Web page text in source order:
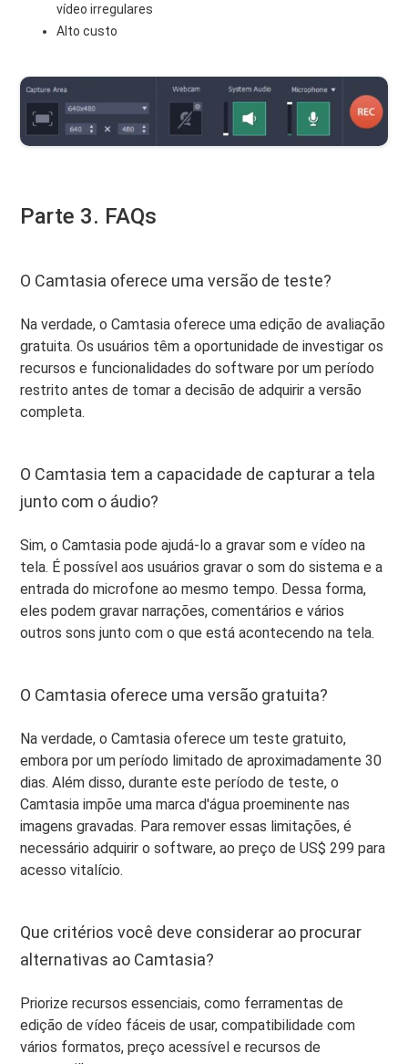
vídeo irregulares
Alto custo
Parte 3. FAQs
O Camtasia oferece uma versão de teste?
Na verdade, o Camtasia oferece uma edição de avaliação
gratuita. Os usuários têm a oportunidade de investigar os
recursos e funcionalidades do software por um período
restrito antes de tomar a decisão de adquirir a versão
completa.
O Camtasia tem a capacidade de capturar a tela
junto com o áudio?
Sim, o Camtasia pode ajudá-lo a gravar som e vídeo na
tela. É possível aos usuários gravar o som do sistema e a
entrada do microfone ao mesmo tempo. Dessa forma,
eles podem gravar narrações, comentários e vários
outros sons junto com o que está acontecendo na tela.
O Camtasia oferece uma versão gratuita?
Na verdade, o Camtasia oferece um teste gratuito,
embora por um período limitado de aproximadamente 30
dias. Além disso, durante este período de teste, o
Camtasia impõe uma marca d'água proeminente nas
imagens gravadas. Para remover essas limitações, é
necessário adquirir o software, ao preço de US$ 299 para
acesso vitalício.
Que critérios você deve considerar ao procurar
alternativas ao Camtasia?
Priorize recursos essenciais, como ferramentas de
edição de vídeo fáceis de usar, compatibilidade com
vários formatos, preço acessível e recursos de